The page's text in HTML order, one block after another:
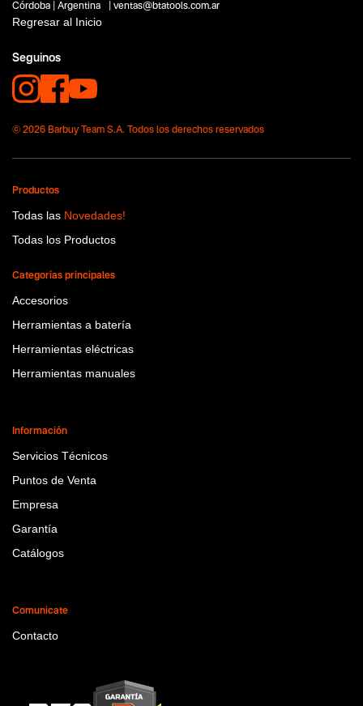
Funcion o uso
Tecnologia
No items found.
Córdoba | Argentina | ventas@btatools.com.ar
Regresar al Inicio
Seguinos
© 2026 Barbuy Team S.A. Todos los derechos reservados
Productos
Todas las Novedades!
Todas los Productos
Categorías principales
Accesorios
Herramientas a batería
Herramientas eléctricas
Herramientas manuales
Información
Servicios Técnicos
Puntos de Venta
Empresa
Garantía
Catálogos
Comunicate
Contacto